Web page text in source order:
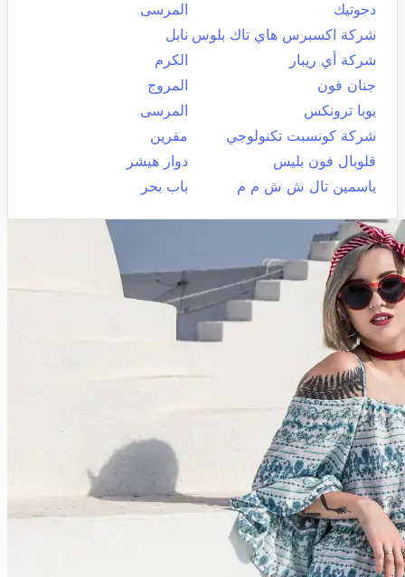
دجوتيك
المرسى
شركة اكسبرس هاي تاك بلوس نابل
شركة أي ريبار
الكرم
جنان فون
المروج
يوبا ترونكس
المرسى
شركة كونسبت تكنولوجي
مقرين
قلوبال فون بليس
دوار هيشر
ياسمين تال ش ش م م
باب بحر